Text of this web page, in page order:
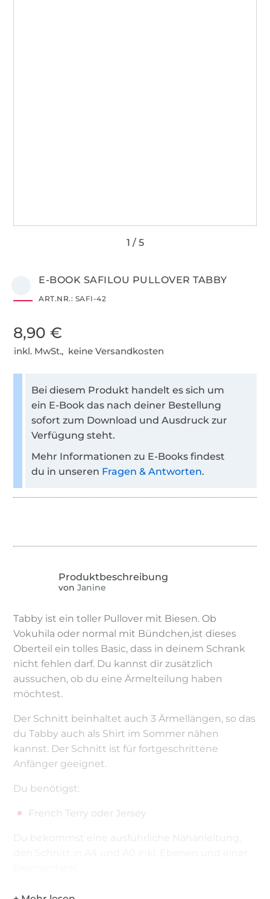
E-BOOK SAFILOU PULLOVER TABBY
ART.NR.: SAFI-42
8,90 €
inkl. MwSt., keine Versandkosten
Bei diesem Produkt handelt es sich um
ein E-Book das nach deiner Bestellung
sofort zum Download und Ausdruck zur
Verfügung steht.
Mehr Informationen zu E-Books findest
du in unseren Fragen & Antworten.
von Janine
Tabby ist ein toller Pullover mit Biesen. Ob
Vokuhila oder normal mit Bündchen,ist dieses
Oberteil ein tolles Basic, dass in deinem Schrank
nicht fehlen darf. Du kannst dir zusätzlich
aussuchen, ob du eine Ärmelteilung haben
möchtest.
Der Schnitt beinhaltet auch 3 Ärmellängen, so das
du Tabby auch als Shirt im Sommer nähen
kannst. Der Schnitt ist für fortgeschrittene
Anfänger geeignet.
Du benötigst:
French Terry oder Jersey
Du bekommst eine ausführliche Nähanleitung,